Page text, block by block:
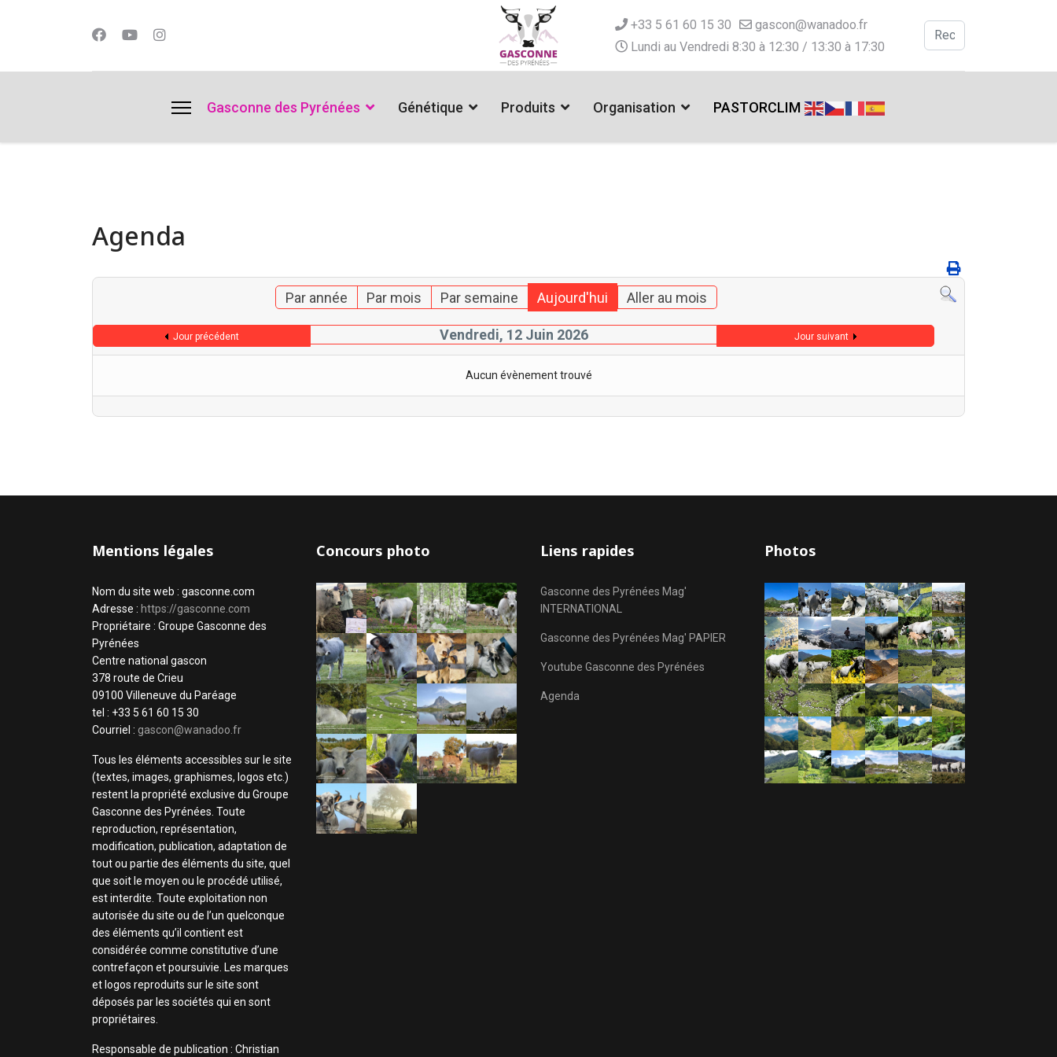
+33 5 61 60 15 30
gascon@wanadoo.fr
Lundi au Vendredi 8:30 à 12:30 / 13:30 à 17:30
Valider
Gasconne des Pyrénées Génétique Produits Organisation PASTORCLIM
Agenda
Par année Par mois Par semaine Aujourd'hui Aller au mois
Jour précédent Vendredi, 12 Juin 2026 Jour suivant
Aucun évènement trouvé
Mentions légales
Nom du site web : gasconne.com
Adresse : https://gasconne.com
Propriétaire : Groupe Gasconne des
Pyrénées
Centre national gascon
378 route de Crieu
09100 Villeneuve du Paréage
tel : +33 5 61 60 15 30
Courriel : gascon@wanadoo.fr
Tous les éléments accessibles sur le site
(textes, images, graphismes, logos etc.)
restent la propriété exclusive du Groupe
Gasconne des Pyrénées. Toute
reproduction, représentation,
modification, publication, adaptation de
tout ou partie des éléments du site, quel
que soit le moyen ou le procédé utilisé,
est interdite. Toute exploitation non
autorisée du site ou de l’un quelconque
des éléments qu’il contient est
considérée comme constitutive d’une
contrefaçon et poursuivie. Les marques
et logos reproduits sur le site sont
déposés par les sociétés qui en sont
propriétaires.
Responsable de publication : Christian
Concours photo Liens rapides
Gasconne des Pyrénées Mag'
INTERNATIONAL
Gasconne des Pyrénées Mag' PAPIER
Youtube Gasconne des Pyrénées
Agenda
Photos